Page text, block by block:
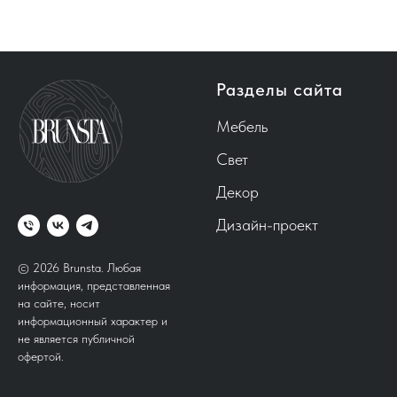
© 2026 Brunsta. Любая
информация, представленная
на сайте, носит
информационный характер и
не является публичной
офертой.
Разделы сайта
Мебель
Свет
Декор
Дизайн-проект